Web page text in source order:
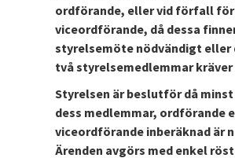
ordförande, eller vid förfall
viceordförande, då dessa
styrelsemöte nödvändigt eller
två styrelsemedlemmar
Styrelsen är beslutför då
dess medlemmar, ordförande
viceordförande inberäknad är
Ärenden avgörs med enkel